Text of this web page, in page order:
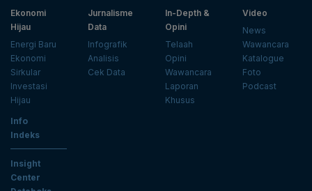
Ekonomi
Hijau
Energi Baru
Ekonomi
Sirkular
Investasi
Hijau
Jurnalisme
Data
Infografik
Analisis
Cek Data
In-Depth &
Opini
Telaah
Opini
Wawancara
Laporan
Khusus
Video
News
Wawancara
Katalogue
Foto
Podcast
Info
Indeks
Insight
Center